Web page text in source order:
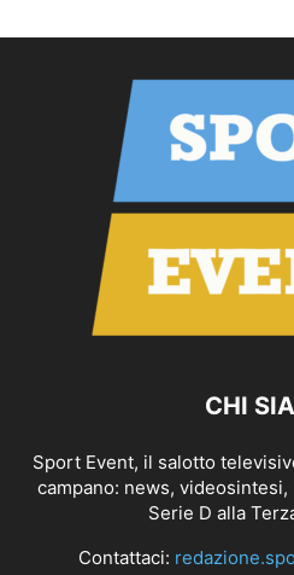
CHI
Sport Event, il salotto
campano: news,
Serie D alla
Contattaci: